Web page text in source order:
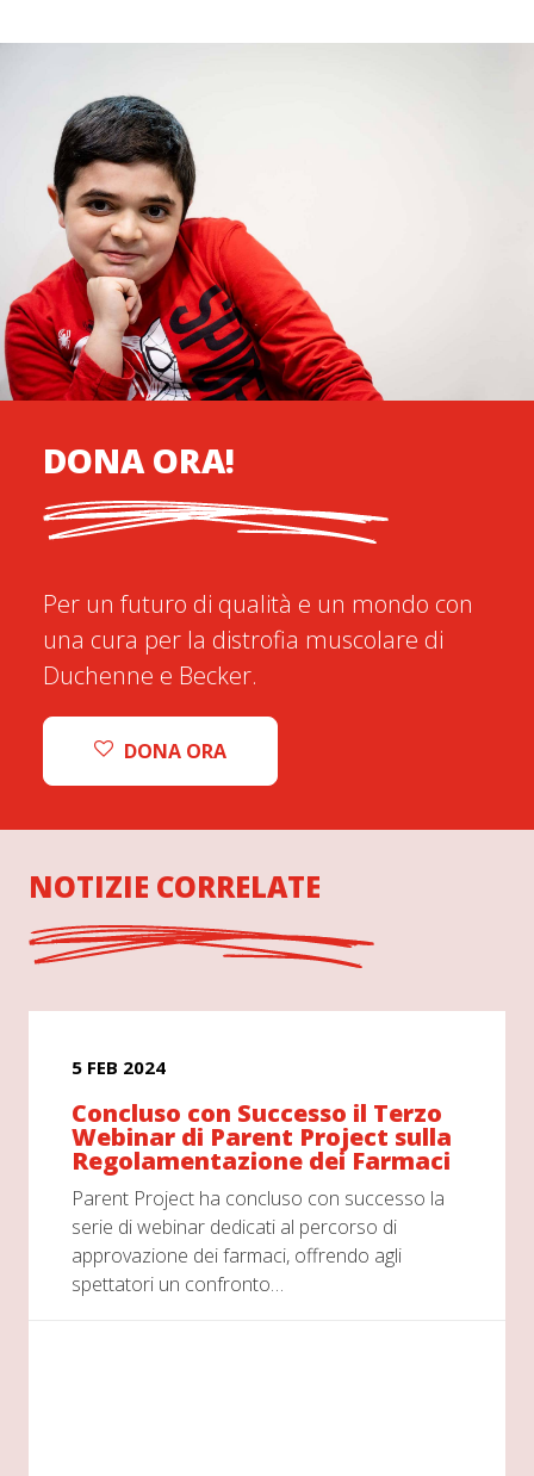
DONA ORA!
Per un futuro di qualità e un mondo con
una cura per la distrofia muscolare di
Duchenne e Becker.
DONA ORA
NOTIZIE CORRELATE
5 FEB 2024
Concluso con Successo il Terzo
Webinar di Parent Project sulla
Regolamentazione dei Farmaci
Parent Project ha concluso con successo la
serie di webinar dedicati al percorso di
approvazione dei farmaci, offrendo agli
spettatori un confronto…